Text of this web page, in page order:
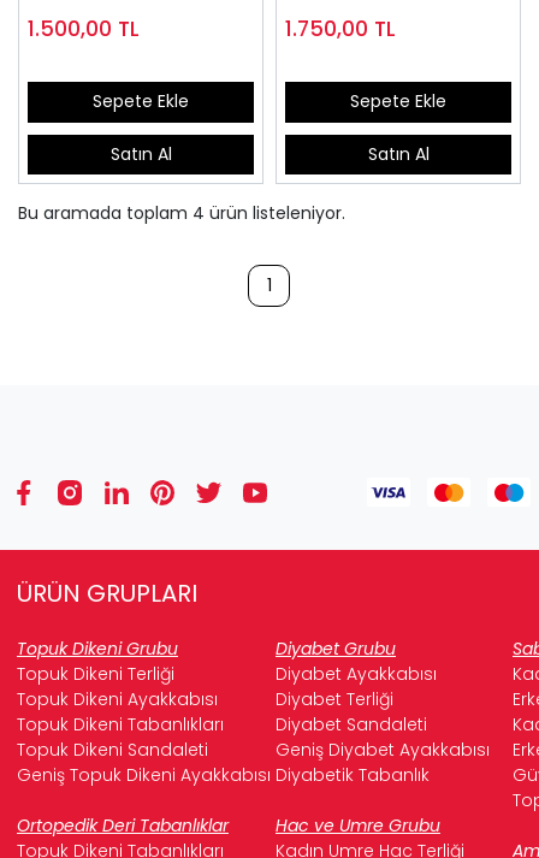
1.500,00 TL
Sepete Ekle
Satın Al
1.750,00 TL
Sepete Ekle
Satın Al
Bu aramada toplam 4 ürün listeleniyor.
1
ÜRÜN GRUPLARI
Topuk Dikeni Grubu Diyabet Grubu
Topuk Dikeni Terliği
Diyabet Ayakkabısı
Topuk Dikeni Ayakkabısı
Diyabet Terliği
Topuk Dikeni Tabanlıkları
Diyabet Sandaleti
Topuk Dikeni Sandaleti
Geniş Diyabet Ayakkabısı
Geniş Topuk Dikeni Ayakkabısı Diyabetik Tabanlık
Ortopedik Deri Tabanlıklar
Hac ve Umre Grubu
Topuk Dikeni Tabanlıkları
Kadın Umre Hac Terliği